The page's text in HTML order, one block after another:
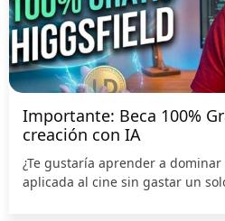
Importante: Beca 100%
creación con IA
¿Te gustaría aprender a
aplicada al cine sin gastar un